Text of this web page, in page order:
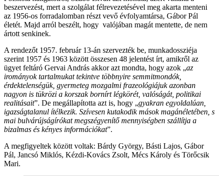
beszervezést, mert a szolgálat félrevezetésével meg akarta menteni
az 1956-os forradalomban részt vevő évfolyamtársa, Gábor Pál
életét. Majd arról beszélt, hogy valójában magát mentette, de nem
ártott senkinek.
A rendezőt 1957. február 13-án szervezték be, munkadossziéja
szerint 1957 és 1963 között összesen 48 jelentést írt, amikről az
ügyet feltáró Gervai András akkor azt mondta, hogy azok „az
irományok tartalmukat tekintve többnyire semmitmondók,
érdektelenségük, gyermeteg mozgalmi frazeológiájuk azonban
nagyon is tükrözi a korszak bornírt légkörét, valóságát, politikai
realitásait”. De megállapította azt is, hogy „gyakran egyoldalúan,
igazságtalanul ítélkezik. Szívesen kutakodik mások magánéletében, s
mai bulvárújságírókat megszégyenítő mennyiségben szállítja a
bizalmas és kényes információkat”.
A megfigyeltek között voltak: Bárdy György, Básti Lajos, Gábor
Pál, Jancsó Miklós, Kézdi-Kovács Zsolt, Mécs Károly és Törőcsik
Mari.